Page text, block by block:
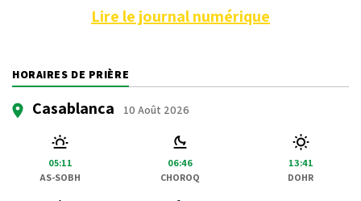
Lire le journal numérique
HORAIRES DE PRIÈRE
Casablanca 10 Août 2026
05:11
AS-SOBH
06:46
CHOROQ
13:41
DOHR